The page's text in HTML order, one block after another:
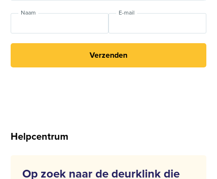
Naam E-mail
Verzenden
Helpcentrum
Op zoek naar de deurklink die